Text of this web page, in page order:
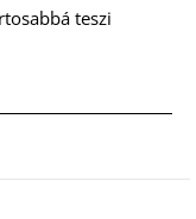
teszi